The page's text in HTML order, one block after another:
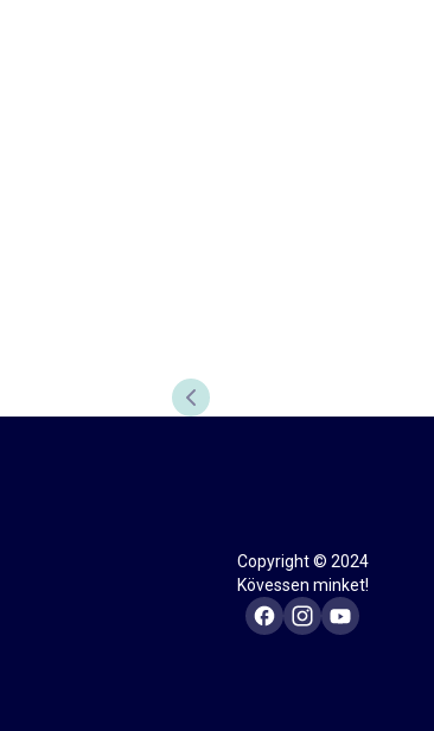
ELŐZŐ DIA
Copyright © 2024
Kövessen minket!